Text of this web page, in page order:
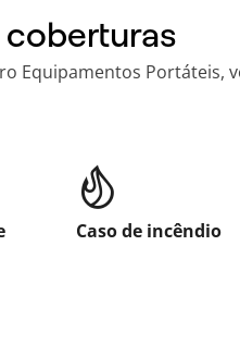
Equipamentos Portáteis,
Caso de incêndio